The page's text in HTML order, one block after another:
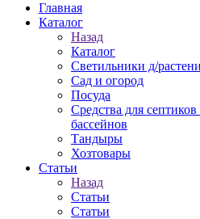
Главная
Каталог
Назад
Каталог
Светильники д/
Сад и огород
Посуда
Средства для
бассейнов
Тандыры
Хозтовары
Статьи
Назад
Статьи
Статьи